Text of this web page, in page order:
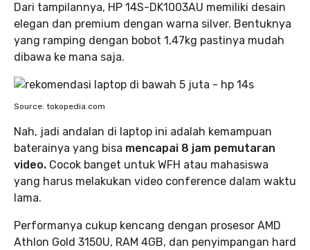
Dari tampilannya, HP 14S-DK1003AU memiliki desain
elegan dan premium dengan warna silver. Bentuknya
yang ramping dengan bobot 1,47kg pastinya mudah
dibawa ke mana saja.
Source: tokopedia.com
Nah, jadi andalan di laptop ini adalah kemampuan
baterainya yang bisa mencapai 8 jam pemutaran
video. Cocok banget untuk WFH atau mahasiswa
yang harus melakukan video conference dalam waktu
lama.
Performanya cukup kencang dengan prosesor AMD
Athlon Gold 3150U, RAM 4GB, dan penyimpangan hard